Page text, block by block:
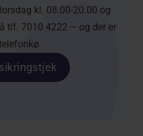
kl. 08.00-20.00 og
tlf. 7010 4222 – og der er